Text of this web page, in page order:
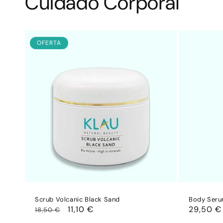
OFERTA
Scrub Volcanic Black Sand
Precio
18,50 €
Precio
11,10 €
Body
Precio
29,50 €